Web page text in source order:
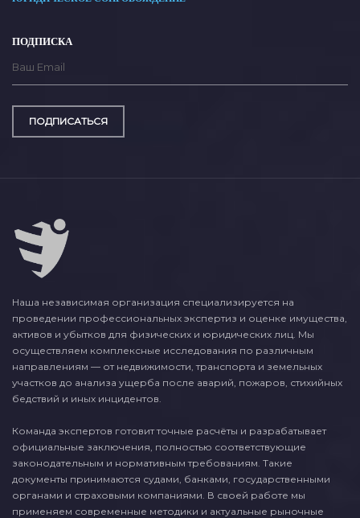
ПОДПИСКА
ПОДПИСАТЬСЯ
Наша независимая организация специализируется на
проведении профессиональных экспертиз и оценке имущества,
активов и убытков для физических и юридических лиц. Мы
осуществляем комплексные исследования по различным
направлениям — от недвижимости, транспорта и земельных
участков до анализа ущерба после аварий, пожаров, стихийных
бедствий и иных инцидентов.
Команда экспертов готовит точные расчёты и разрабатывает
официальные заключения, полностью соответствующие
законодательным и нормативным требованиям. Такие
документы принимаются судами, банками, государственными
органами и страховыми компаниями. В своей работе мы
применяем современные методики и актуальные рыночные